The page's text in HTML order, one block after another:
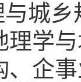
与城
理学
、企